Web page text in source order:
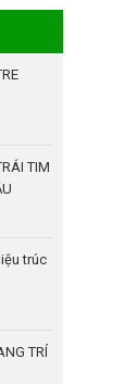
TIM
trúc
TRÍ